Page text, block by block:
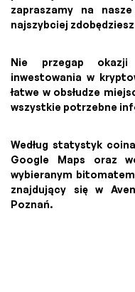
zapraszamy na
najszybciej
Nie przegap
inwestowania w
łatwe w obsłudze
wszystkie potrzebne
Według statystyk
Google Maps oraz
wybieranym
znajdujący się w
Poznań.